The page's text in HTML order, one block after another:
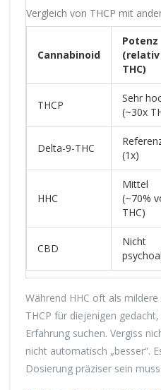
Vergleich von THCP mit
Cannabinoid
Potenz
(relativ
THC)
THCP
Sehr
(~30x
Delta-9-THC
(1x)
HHC
Mittel
(~70%
THC)
CBD
Nicht
Während HHC oft als
THCP für diejenigen
Erfahrung suchen. Vergiss
nicht automatisch „besser“.
Dosierung präziser sein muss.